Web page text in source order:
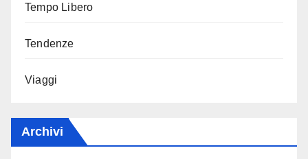
Tempo Libero
Tendenze
Viaggi
Archivi